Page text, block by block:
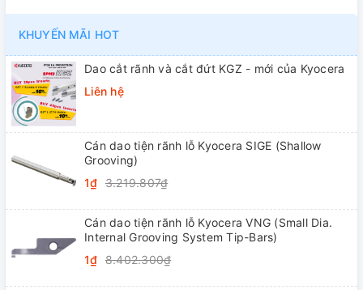
KHUYẾN MÃI HOT
Dao cắt rãnh và cắt đứt KGZ - mới của Kyocera
Liên hệ
Cán dao tiện rãnh lỗ Kyocera SIGE (Shallow
Grooving)
1₫ 3.219.807₫
Cán dao tiện rãnh lỗ Kyocera VNG (Small Dia.
Internal Grooving System Tip-Bars)
1₫ 8.402.300₫